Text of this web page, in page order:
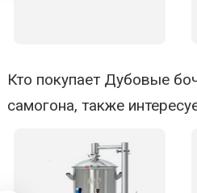
Кто покупает Дубовые
самогона, также